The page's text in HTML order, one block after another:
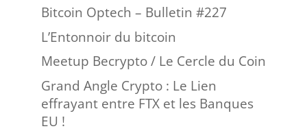
Bitcoin Optech – Bulletin #227
L’Entonnoir du bitcoin
Meetup Becrypto / Le Cercle du Coin
Grand Angle Crypto : Le Lien
effrayant entre FTX et les Banques
EU !